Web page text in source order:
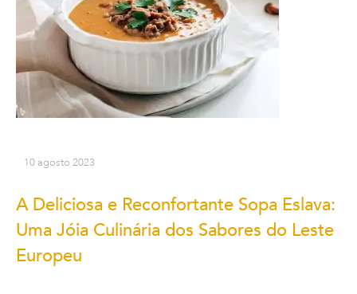
10 agosto 2023
A Deliciosa e Reconfortante Sopa Eslava:
Uma Jóia Culinária dos Sabores do Leste
Europeu